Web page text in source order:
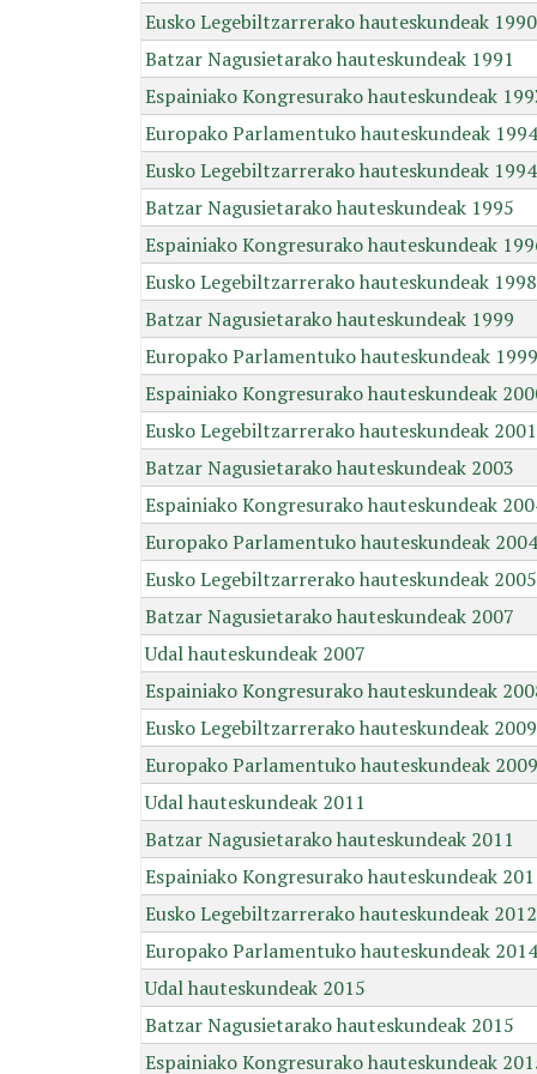
Eusko Legebiltzarrerako hauteskundeak 1990
Batzar Nagusietarako hauteskundeak 1991
Espainiako Kongresurako hauteskundeak
Europako Parlamentuko hauteskundeak 1994
Eusko Legebiltzarrerako hauteskundeak 1994
Batzar Nagusietarako hauteskundeak 1995
Espainiako Kongresurako hauteskundeak
Eusko Legebiltzarrerako hauteskundeak 1998
Batzar Nagusietarako hauteskundeak 1999
Europako Parlamentuko hauteskundeak 1999
Espainiako Kongresurako hauteskundeak
Eusko Legebiltzarrerako hauteskundeak 2001
Batzar Nagusietarako hauteskundeak 2003
Espainiako Kongresurako hauteskundeak
Europako Parlamentuko hauteskundeak 2004
Eusko Legebiltzarrerako hauteskundeak 2005
Batzar Nagusietarako hauteskundeak 2007
Udal hauteskundeak 2007
Espainiako Kongresurako hauteskundeak
Eusko Legebiltzarrerako hauteskundeak 2009
Europako Parlamentuko hauteskundeak 2009
Udal hauteskundeak 2011
Batzar Nagusietarako hauteskundeak 2011
Espainiako Kongresurako hauteskundeak
Eusko Legebiltzarrerako hauteskundeak 2012
Europako Parlamentuko hauteskundeak 2014
Udal hauteskundeak 2015
Batzar Nagusietarako hauteskundeak 2015
Espainiako Kongresurako hauteskundeak